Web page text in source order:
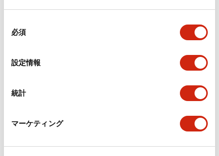
必須
設定情報
統計
マーケティング
A6シリーズ φ16小形コントロールユニット（日本語）
フラッシュベゼル［アクセサリ］ LB/A6・LW シリーズ